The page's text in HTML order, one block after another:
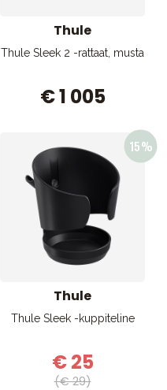
Thule
Thule Sleek 2 -rattaat, musta
€ 1 005
Thule
Thule Sleek -kuppiteline
€ 25
(€ 29)